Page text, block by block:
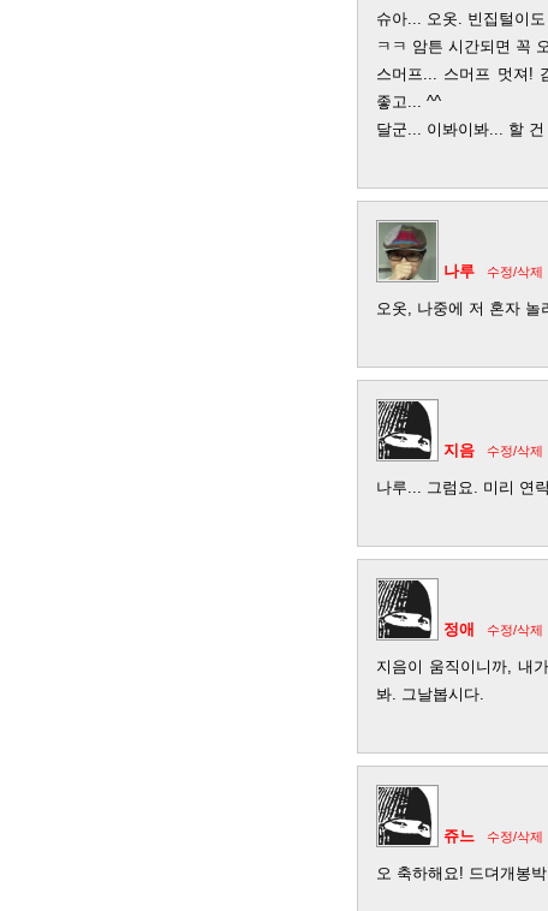
슈아... 오옷. 빈집털이
ㅋㅋ 암튼 시간되면 꼭
스머프... 스머프 멋져!
좋고... ^^
달군... 이봐이봐... 할
나루 수정/삭제
오옷, 나중에 저 혼자 놀
지음 수정/삭제
나루... 그럼요. 미리 연
정애 수정/삭제
지음이 움직이니까, 내
봐. 그날봅시다.
쥬느 수정/삭제
오 축하해요! 드뎌개봉